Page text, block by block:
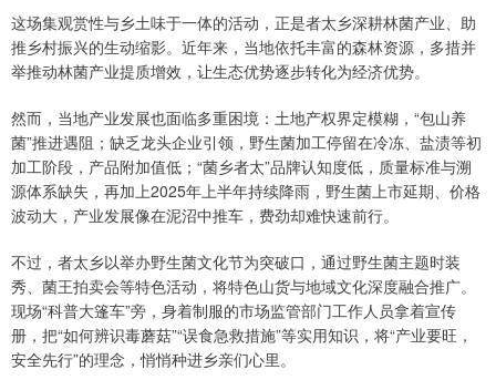
这场集观赏性与乡土味于一体的活动，正是者太乡深耕林菌产业、助
推乡村振兴的生动缩影。近年来，当地依托丰富的森林资源，多措并
举推动林菌产业提质增效，让生态优势逐步转化为经济优势。
然而，当地产业发展也面临多重困境：土地产权界定模糊，“包山养
菌”推进遇阻；缺乏龙头企业引领，野生菌加工停留在冷冻、盐渍等初
加工阶段，产品附加值低；“菌乡者太”品牌认知度低，质量标准与溯
源体系缺失，再加上2025年上半年持续降雨，野生菌上市延期、价格
波动大，产业发展像在泥沼中推车，费劲却难快速前行。
不过，者太乡以举办野生菌文化节为突破口，通过野生菌主题时装
秀、菌王拍卖会等特色活动，将特色山货与地域文化深度融合推广。
现场“科普大篷车”旁，身着制服的市场监管部门工作人员拿着宣传
册，把“如何辨识毒蘑菇”“误食急救措施”等实用知识，将“产业要旺，
安全先行”的理念，悄悄种进乡亲们心里。